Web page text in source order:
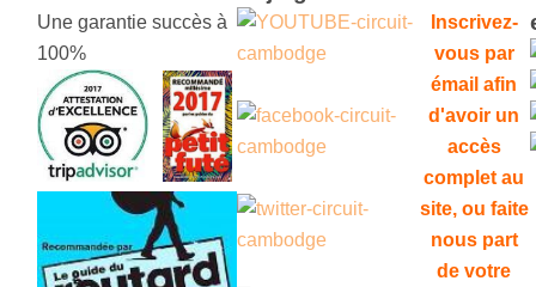
Une garantie succès à
100%
Inscrivez-
vous par
émail afin
d'avoir un
accès
complet au
site, ou faite
nous part
de votre